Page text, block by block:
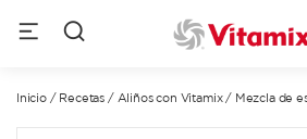
Inicio/ Recetas / Aliños con Vitamix/ Mezcla de